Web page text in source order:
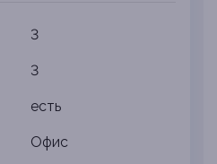
3
3
есть
Офис